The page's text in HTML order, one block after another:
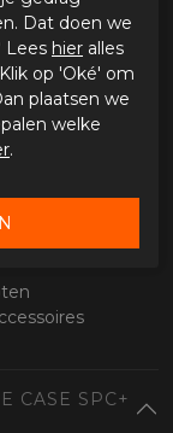
het rijden.
zijn plek.
vibration
CASE SPC+
Dat doen we
Lees hier alles
op 'Oké' om
plaatsen we
welke
.